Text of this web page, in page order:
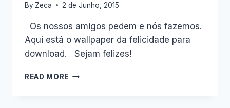
By Zeca 2 de Junho, 2015
Os nossos amigos pedem e nós fazemos.
Aqui está o wallpaper da felicidade para
download. Sejam felizes!
READ MORE WALLPAPER